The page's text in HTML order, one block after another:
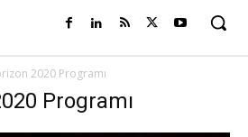
2020 Programı
Programı